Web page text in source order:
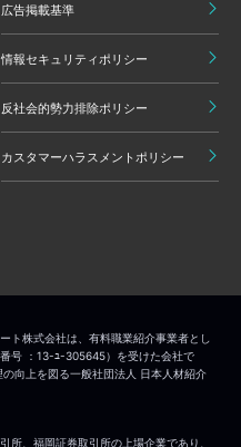
広告掲載基準
情報セキュリティポリシー
反社会的勢力排除ポリシー
カスタマーハラスメントポリシー